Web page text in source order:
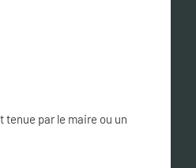
tenue par le maire ou un